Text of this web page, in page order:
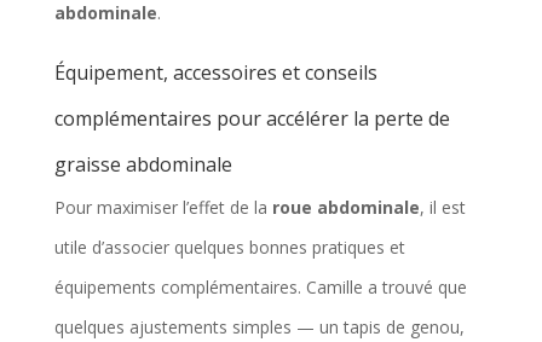
abdominale.
Équipement, accessoires et conseils
complémentaires pour accélérer la perte de
graisse abdominale
Pour maximiser l’effet de la roue abdominale, il est
utile d’associer quelques bonnes pratiques et
équipements complémentaires. Camille a trouvé que
quelques ajustements simples — un tapis de genou,